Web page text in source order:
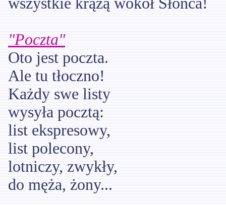
"Poczta"
Oto jest poczta.
Ale tu tłoczno!
Każdy swe listy
wysyła pocztą:
list ekspresowy,
list polecony,
lotniczy, zwykły,
do męża, żony...